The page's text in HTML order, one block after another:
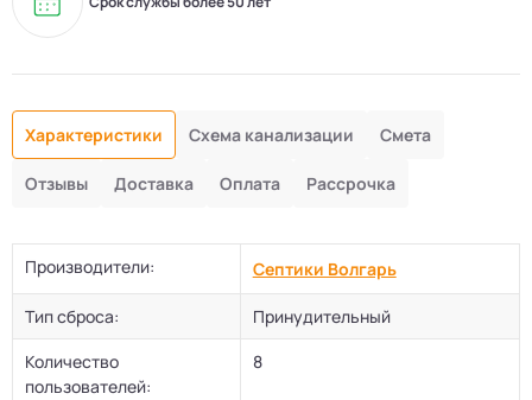
Характеристики Схема канализации Смета
Отзывы Доставка Оплата Рассрочка
Производители: Септики Волгарь
Тип сброса:
Принудительный
Количество
пользователей:
8